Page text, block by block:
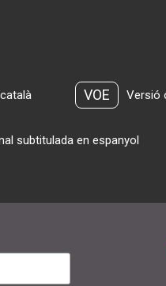
VOE Versió
subtitulada en espanyol